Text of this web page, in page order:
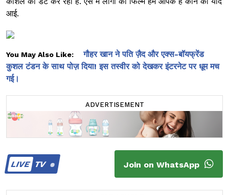
आई.
You May Also Like:
गौहर खान ने पति ज़ैद और एक्स-बॉयफ्रेंड
कुशल टंडन के साथ पोज़ दिया! इस तस्वीर को देखकर इंटरनेट पर धूम मच
गई।
ADVERTISEMENT
LIVETV Join on WhatsApp